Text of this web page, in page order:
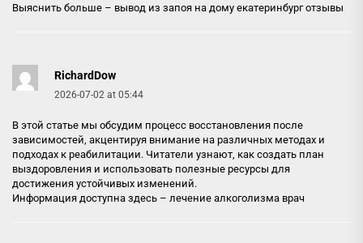
Выяснить больше – вывод из запоя на дому екатеринбург отзывы
RichardDow
2026-07-02 at 05:44
В этой статье мы обсудим процесс восстановления после
зависимостей, акцентируя внимание на различных методах и
подходах к реабилитации. Читатели узнают, как создать план
выздоровления и использовать полезные ресурсы для
достижения устойчивых изменений.
Информация доступна здесь – лечение алкоголизма врач